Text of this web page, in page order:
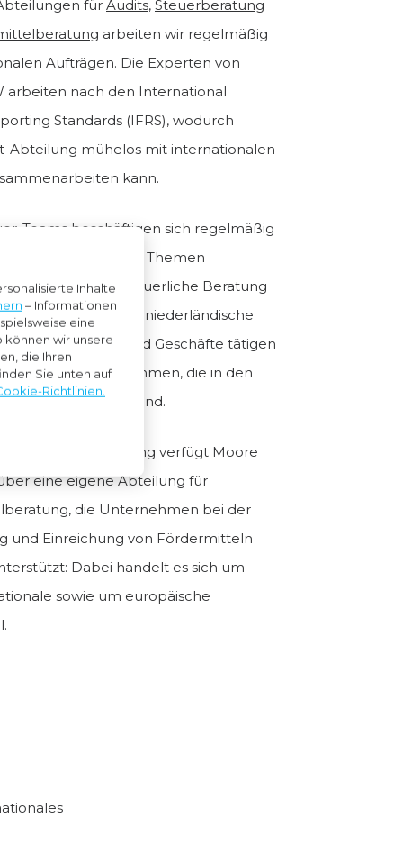
Inhalte
– Informationen
eine
können wir unsere
die Ihren
Sie unten auf
Richtlinien.
für Audits, Steuerberatung
arbeiten wir regelmäßig
Aufträgen. Die Experten von
arbeiten nach den International
Standards (IFRS), wodurch
Abteilung mühelos mit internationalen
kann.
Teams beschäftigen sich regelmäßig
rund um die Themen
,Zollrechtoder steuerliche Beratung
Strukturen für niederländische
die in Deutschland Geschäfte tätigen
deutsche Unternehmen, die in den
geschäftlich tätig sind.
und Steuerberatung verfügt Moore
eine eigene Abteilung für
die Unternehmen bei der
und Einreichung von Fördermitteln
Dabei handelt es sich um
sowie um europäische